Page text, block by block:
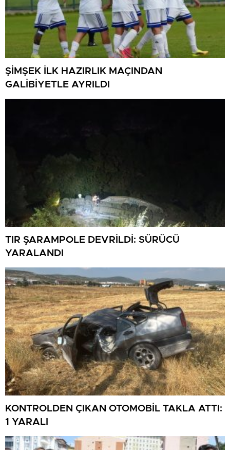
ŞİMŞEK İLK HAZIRLIK MAÇINDAN
GALİBİYETLE AYRILDI
TIR ŞARAMPOLE DEVRİLDİ: SÜRÜCÜ
YARALANDI
KONTROLDEN ÇIKAN OTOMOBİL TAKLA ATTI:
1 YARALI